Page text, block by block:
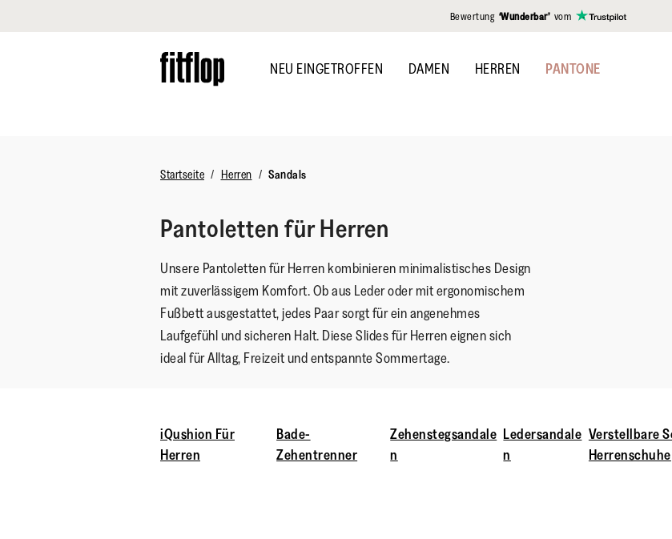
Bewertung ‘Wunderbar’ vom
to
main
NEU EINGETROFFEN DAMEN HERREN PANTONE
Startseite Herren Sandals
Pantoletten für Herren
Unsere Pantoletten für Herren kombinieren minimalistisches Design
mit zuverlässigem Komfort. Ob aus Leder oder mit ergonomischem
Fußbett ausgestattet, jedes Paar sorgt für ein angenehmes
Laufgefühl und sicheren Halt. Diese Slides für Herren eignen sich
ideal für Alltag, Freizeit und entspannte Sommertage.
iQushion Für
Herren
Bade-
Zehentrenner
Zehenstegsandale
n
Ledersandale
n
Verstellbare
Herrenschuhe